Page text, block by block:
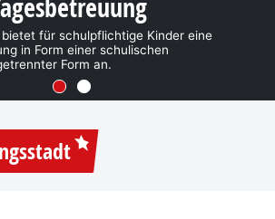
für schulpflichtige Kinder eine
in Form einer schulischen
Form an.
Landeshauptstadt, mit ihrer
und einem umfassenden
sich als eine führende Institution in der
etabliert.
Go to slide 1
Go to slide 2